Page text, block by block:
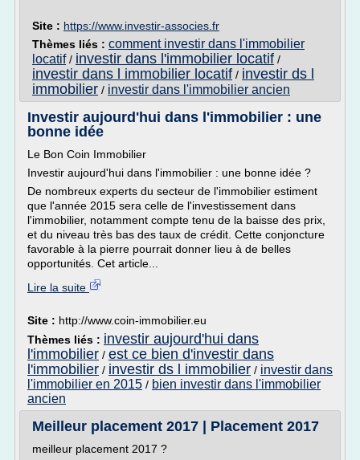
Site : https://www.investir-associes.fr
Thèmes liés : comment investir dans l'immobilier
locatif/ investir dans l'immobilier locatif /
investir dans l immobilier locatif / investir ds l
immobilier / investir dans l'immobilier ancien
Investir aujourd'hui dans l'immobilier : une
bonne idée
Le Bon Coin Immobilier
Investir aujourd'hui dans l'immobilier : une bonne idée ?
De nombreux experts du secteur de l'immobilier estiment
que l'année 2015 sera celle de l'investissement dans
l'immobilier, notamment compte tenu de la baisse des prix,
et du niveau très bas des taux de crédit. Cette conjoncture
favorable à la pierre pourrait donner lieu à de belles
opportunités. Cet article...
Lire la suite
Site : http://www.coin-immobilier.eu
Thèmes liés : investir aujourd'hui dans
l'immobilier / est ce bien d'investir dans
l'immobilier / investir ds l immobilier / investir dans
l'immobilier en 2015 / bien investir dans l'immobilier
ancien
Meilleur placement 2017 | Placement 2017
meilleur placement 2017 ?